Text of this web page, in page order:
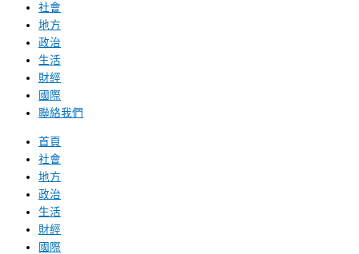
社會
地方
政治
生活
財經
國際
聯絡我們
首頁
社會
地方
政治
生活
財經
國際